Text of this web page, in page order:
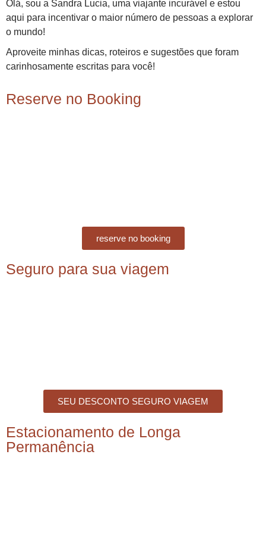
Olá, sou a Sandra Lucia, uma viajante incurável e estou
aqui para incentivar o maior número de pessoas a explorar
o mundo!
Aproveite minhas dicas, roteiros e sugestões que foram
carinhosamente escritas para você!
Reserve no Booking
reserve no booking
Seguro para sua viagem
SEU DESCONTO SEGURO VIAGEM
Estacionamento de Longa
Permanência